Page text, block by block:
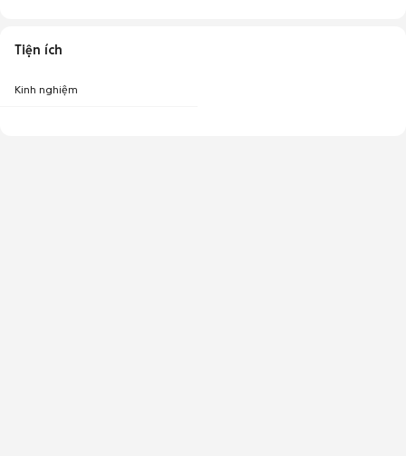
Tiện ích
Kinh nghiệm